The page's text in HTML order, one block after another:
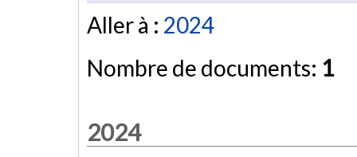
Aller à : 2024
Nombre de documents: 1
2024